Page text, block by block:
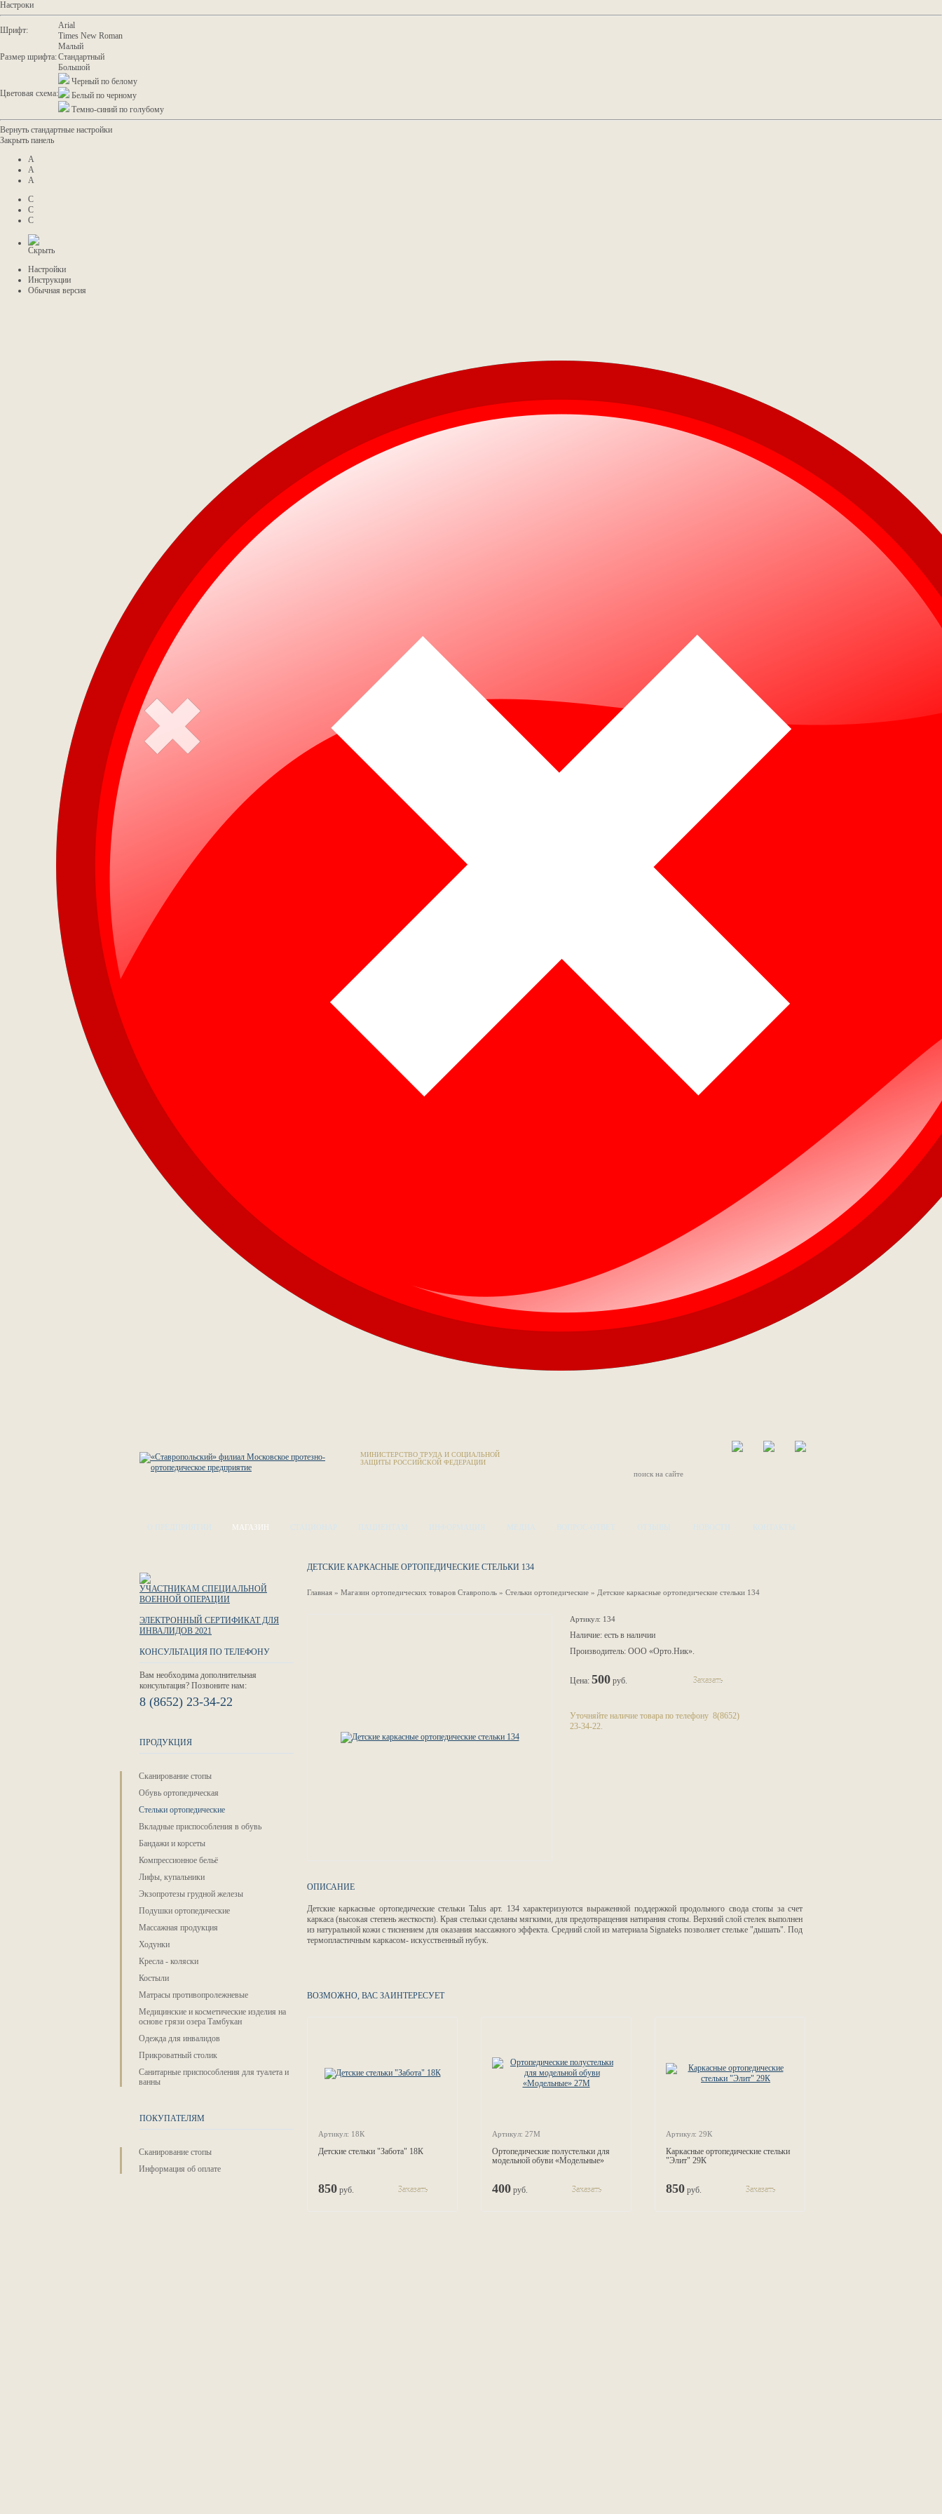
Настроки
Шрифт:
Arial
Times New Roman
Размер шрифта:
Малый
Стандартный
Большой
Цветовая схема:
Черный по белому
Белый по черному
Темно-синий по голубому
Вернуть стандартные настройки
Закрыть панель
A
A
A
C
C
C
Скрыть
Настройки
Инструкции
Обычная версия
МИНИСТЕРСТВО ТРУДА И СОЦИАЛЬНОЙ
ЗАЩИТЫ РОССИЙСКОЙ ФЕДЕРАЦИИ
МАГАЗИН ПАЦИЕНТАМ ИНФОРМАЦИЯ МЕДИА
УЧАСТНИКАМ СПЕЦИАЛЬНОЙ
ВОЕННОЙ ОПЕРАЦИИ
ЭЛЕКТРОННЫЙ СЕРТИФИКАТ ДЛЯ
ИНВАЛИДОВ 2021
КОНСУЛЬТАЦИЯ ПО ТЕЛЕФОНУ
Вам необходима дополнительная
консультация? Позвоните нам:
8 (8652) 23-34-22
ПРОДУКЦИЯ
Сканирование стопы
Обувь ортопедическая
Стельки ортопедические
Вкладные приспособления в обувь
Бандажи и корсеты
Компрессионное бельё
Лифы, купальники
Экзопротезы грудной железы
Подушки ортопедические
Массажная продукция
Ходунки
Кресла - коляски
Костыли
Матрасы противопролежневые
Медицинские и косметические изделия на
основе грязи озера Тамбукан
Одежда для инвалидов
Прикроватный столик
Санитарные приспособления для туалета и
ванны
ПОКУПАТЕЛЯМ
Сканирование стопы
Информация об оплате
ДЕТСКИЕ КАРКАСНЫЕ ОРТОПЕДИЧЕСКИЕ СТЕЛЬКИ 134
Главная » Магазин ортопедических товаров Ставрополь » Стельки ортопедические » Детские каркасные ортопедические стельки 134
Артикул: 134
Наличие: есть в наличии
Производитель: ООО «Орто.Ник».
Цена: 500 руб. Заказать
Уточняйте наличие товара по телефону 8(8652)
23-34-22.
ОПИСАНИЕ
Детские каркасные ортопедические стельки Talus арт. 134 характеризуются выраженной поддержкой продольного свода стопы за счет
каркаса (высокая степень жесткости). Края стельки сделаны мягкими, для предотвращения натирания стопы. Верхний слой стелек выполнен
из натуральной кожи с тиснением для оказания массажного эффекта. Средний слой из материала Signateks позволяет стельке "дышать". Под
термопластичным каркасом- искусственный нубук.
ВОЗМОЖНО, ВАС ЗАИНТЕРЕСУЕТ
Артикул: 18К
Детские стельки "Забота" 18К
850 руб. Заказать
Артикул: 27М
Ортопедические полустельки для
модельной обуви «Модельные»
400 руб. Заказать
Артикул: 29К
Каркасные ортопедические стельки
"Элит" 29К
850 руб. Заказать